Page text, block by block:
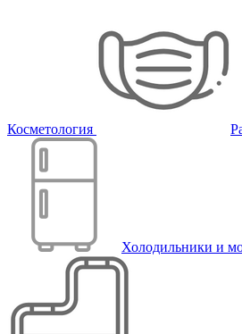
Косметология
Холодильники и